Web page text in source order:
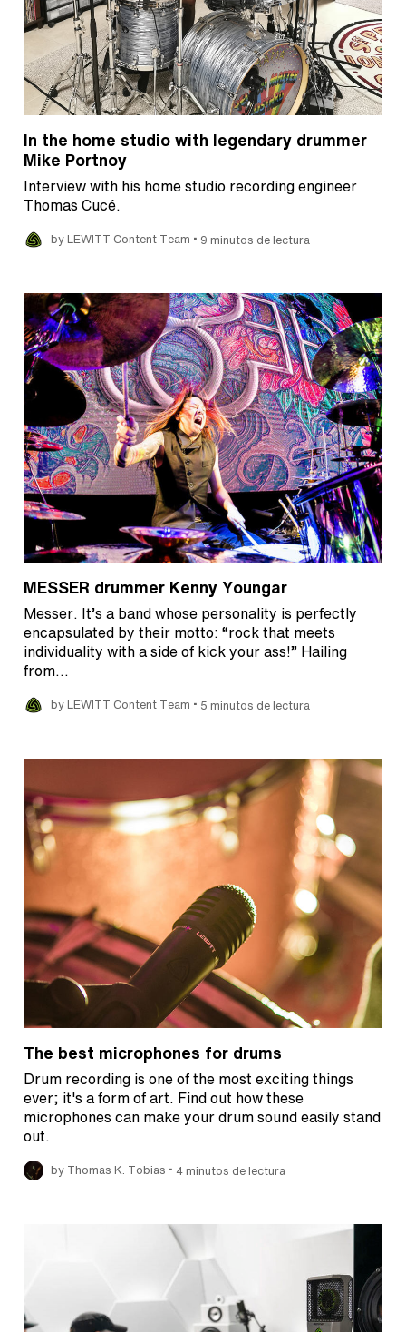
In the home studio with legendary drummer
Mike Portnoy
Interview with his home studio recording engineer
Thomas Cucé.
by LEWITT Content Team • 9 minutos de lectura
MESSER drummer Kenny Youngar
Messer. It’s a band whose personality is perfectly
encapsulated by their motto: “rock that meets
individuality with a side of kick your ass!” Hailing
from…
by LEWITT Content Team • 5 minutos de lectura
The best microphones for drums
Drum recording is one of the most exciting things
ever; it's a form of art. Find out how these
microphones can make your drum sound easily stand
out.
by Thomas K. Tobias • 4 minutos de lectura